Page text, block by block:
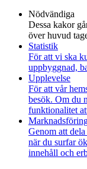
Nödvändiga
Dessa kakor
över huvud
Statistik
För att vi ska
uppbyggnad,
Upplevelse
För att vår
besök. Om du
funktionalitet
Genom att
när du surfar
innehåll och